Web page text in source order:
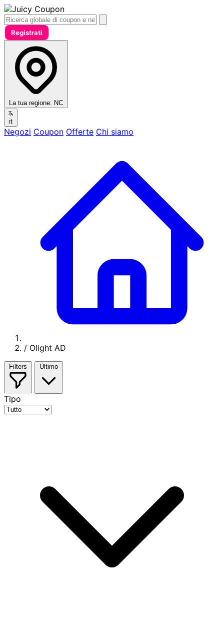
Registrati
La tua regione: NC
it
Negozi Coupon Offerte Chi siamo
/ Olight AD
Filters Ultimo
Tipo